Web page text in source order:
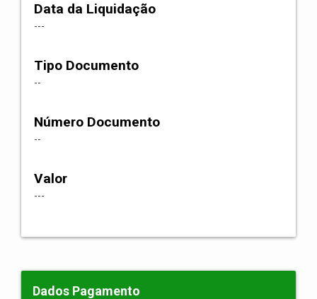
Data da Liquidação
---
Tipo Documento
--
Número Documento
--
Valor
---
Dados Pagamento